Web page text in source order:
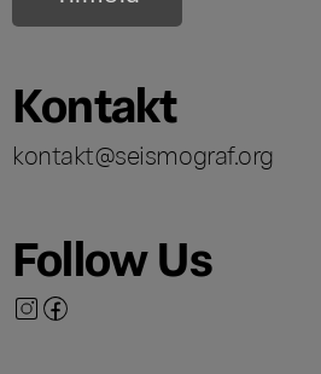
Kontakt
kontakt@seismograf.org
Follow Us